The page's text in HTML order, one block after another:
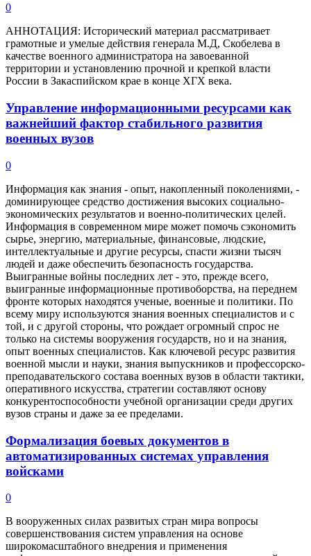
0
АННОТАЦИЯ: Исторический материал рассматривает
грамотные и умелые действия генерала М.Д, Скобелева в
качестве военного администратора на завоеванной
территории и установлению прочной и крепкой власти
России в Закаспийском крае в конце ХГХ века.
Управление информационными ресурсами как
важнейший фактор стабильного развития
военных вузов
0
Информация как знания - опыт, накопленный поколениями, -
доминирующее средство достижения высоких социально-
экономических результатов и военно-политических целей.
Информация в современном мире может помочь сэкономить
сырье, энергию, материальные, финансовые, людские,
интеллектуальные и другие ресурсы, спасти жизни тысяч
людей и даже обеспечить безопасность государства.
Выигранные войны последних лет - это, прежде всего,
выигранные информационные противоборства, на переднем
фронте которых находятся ученые, военные и политики. По
всему миру используются знания военных специалистов и с
той, и с другой стороны, что рождает огромный спрос не
только на системы вооружения государств, но и на знания,
опыт военных специалистов. Как ключевой ресурс развития
военной мысли и науки, знания выпускников и профессорско-
преподавательского состава военных вузов в области тактики,
оперативного искусства, стратегии составляют основу
конкурентоспособности учебной организации среди других
вузов страны и даже за ее пределами.
Формализация боевых документов в
автоматизированных системах управления
войсками
0
В вооруженных силах развитых стран мира вопросы
совершенствования систем управления на основе
широкомасштабного внедрения и применения